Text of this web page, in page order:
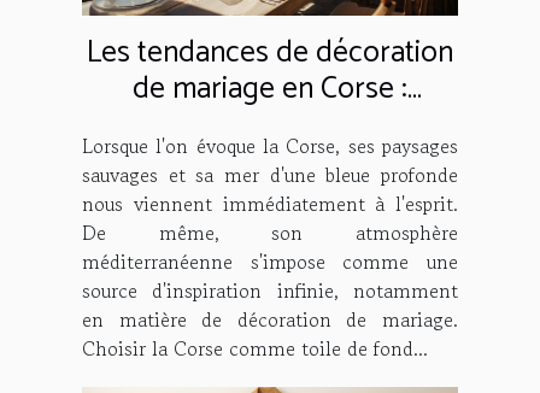
Les tendances de décoration
de mariage en Corse :
Comment créer une
ambiance méditerranéenne
Lorsque l'on évoque la Corse, ses paysages
sauvages et sa mer d'une bleue profonde
nous viennent immédiatement à l'esprit.
De même, son atmosphère
méditerranéenne s'impose comme une
source d'inspiration infinie, notamment
en matière de décoration de mariage.
Choisir la Corse comme toile de fond...